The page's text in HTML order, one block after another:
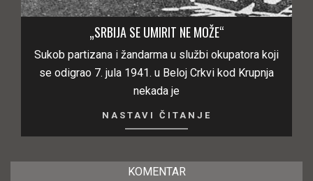
„SRBIJA SE UMIRIT NE MOŽE“
Sukob partizana i žandarma u službi okupatora koji
se odigrao 7. jula 1941. u Beloj Crkvi kod Krupnja
nekada je
NASTAVI ČITANJE
KOMENTAR